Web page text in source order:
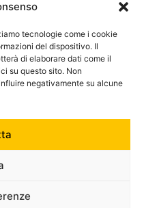
tecnologie come i cookie
del dispositivo. Il
di elaborare dati come il
su questo sito. Non
negativamente su alcune
600752